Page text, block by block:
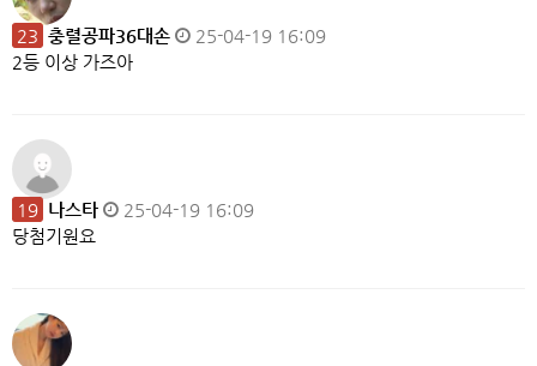
23 충렬공파36대손
25-04-19 16:09
2등 이상 가즈아
19 나스타
25-04-19 16:09
당첨기원요